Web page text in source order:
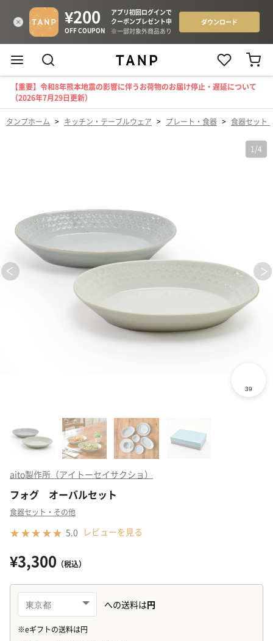
【重要】令和8年熊本地震の影響に伴うお荷物のお届け停止・遅延について
（2026年7月29日更新）
タンプホーム > キッチン・テーブルウェア > プレート・食器 > 食器セット
1 /4
aito製作所（アイトーセイサクショ）
フォグ オーバルセット
食器セット・その他
5.0 レビューを見る
¥3,300 （税込）